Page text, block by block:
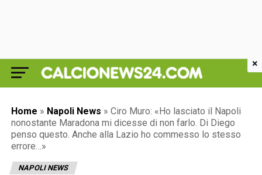
Home » Napoli News » Ciro Muro: «Ho lasciato il Napoli
nonostante Maradona mi dicesse di non farlo. Di Diego
penso questo. Anche alla Lazio ho commesso lo stesso
errore…»
NAPOLI NEWS
×